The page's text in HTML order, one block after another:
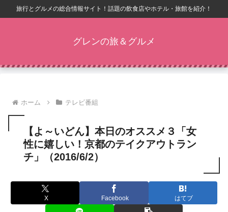
旅行とグルメの総合情報サイト！話題の飲食店やホテル・旅館を紹介！
グレンの旅＆グルメ
ホーム テレビ番組
【よ～いどん】本日のオススメ３「女
性に嬉しい！京都のテイクアウトラン
チ」（2016/6/2）
X Facebook はてブ